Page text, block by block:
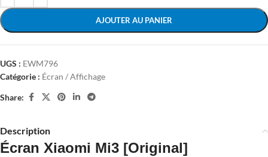
AJOUTER AU PANIER
UGS : EWM796
Catégorie : Écran / Affichage
Share:
Description
Écran Xiaomi Mi3 [Original]